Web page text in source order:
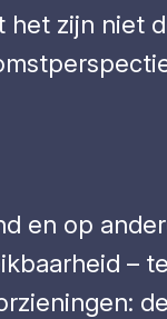
zijn niet
en op
–